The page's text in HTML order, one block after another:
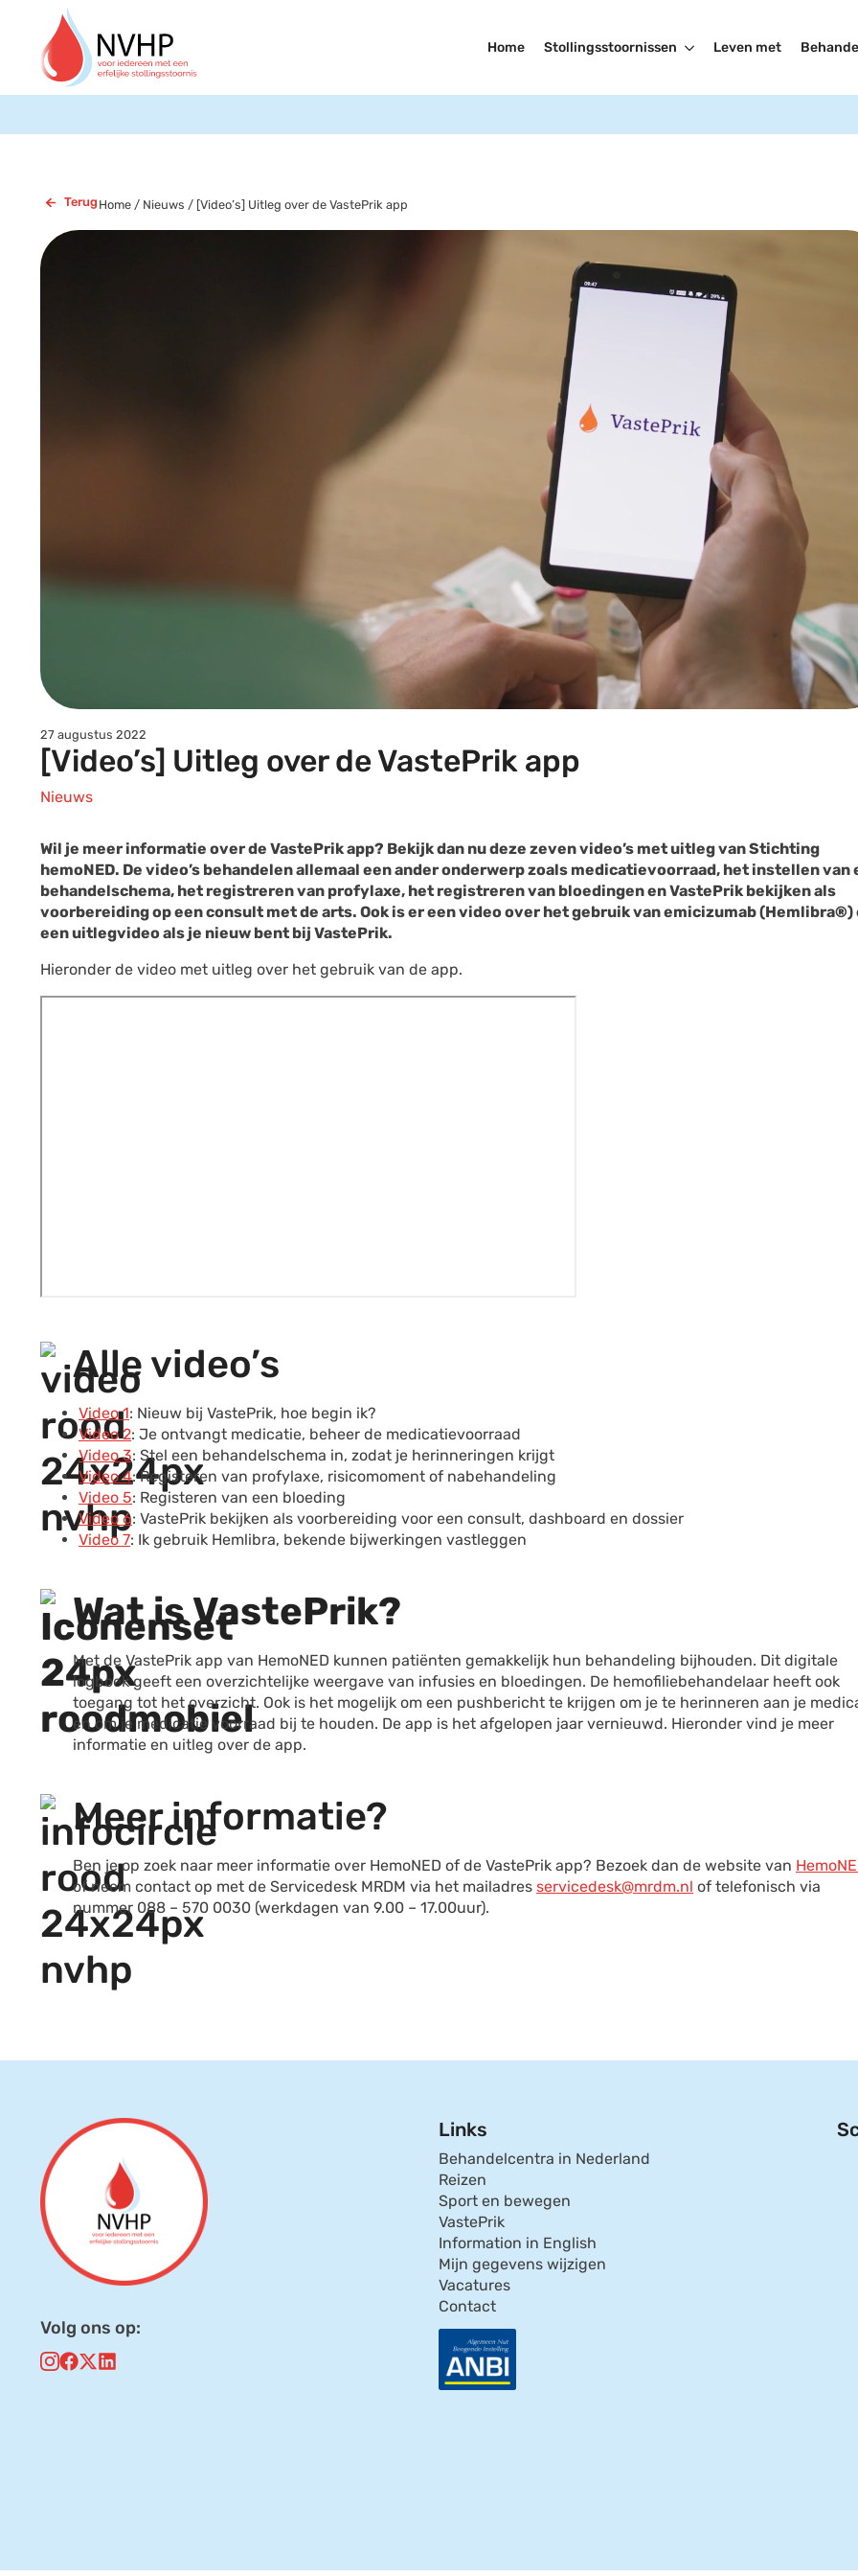
Home Stollingsstoornissen Leven met
Terug Home/ Nieuws / [Video’s] Uitleg over de VastePrik app
27 augustus 2022
[Video’s] Uitleg over de VastePrik app
Nieuws
Wil je meer informatie over de VastePrik app? Bekijk dan nu deze zeven video’s met uitleg van Stichting
hemoNED. De video’s behandelen allemaal een ander onderwerp zoals medicatievoorraad, het instellen van
behandelschema, het registreren van profylaxe, het registreren van bloedingen en VastePrik bekijken als
voorbereiding op een consult met de arts. Ook is er een video over het gebruik van emicizumab (Hemlibra®)
een uitlegvideo als je nieuw bent bij VastePrik.
Hieronder de video met uitleg over het gebruik van de app.
Alle video’s
Video 1: Nieuw bij VastePrik, hoe begin ik?
Video 2: Je ontvangt medicatie, beheer de medicatievoorraad
Video 3: Stel een behandelschema in, zodat je herinneringen krijgt
Video 4: Registeren van profylaxe, risicomoment of nabehandeling
Video 5: Registeren van een bloeding
Video 6: VastePrik bekijken als voorbereiding voor een consult, dashboard en dossier
Video 7: Ik gebruik Hemlibra, bekende bijwerkingen vastleggen
Wat is VastePrik?
Met de VastePrik app van HemoNED kunnen patiënten gemakkelijk hun behandeling bijhouden. Dit digitale
logboek geeft een overzichtelijke weergave van infusies en bloedingen. De hemofiliebehandelaar heeft ook
toegang tot het overzicht. Ook is het mogelijk om een pushbericht te krijgen om je te herinneren aan je
en om je medicatie voorraad bij te houden. De app is het afgelopen jaar vernieuwd. Hieronder vind je meer
informatie en uitleg over de app.
Meer informatie?
Ben je op zoek naar meer informatie over HemoNED of de VastePrik app? Bezoek dan de website van
of neem contact op met de Servicedesk MRDM via het mailadres servicedesk@mrdm.nl of telefonisch via
nummer 088 – 570 0030 (werkdagen van 9.00 – 17.00uur).
Volg ons op:
Links
Behandelcentra in Nederland
Reizen
Sport en bewegen
VastePrik
Information in English
Mijn gegevens wijzigen
Vacatures
Contact